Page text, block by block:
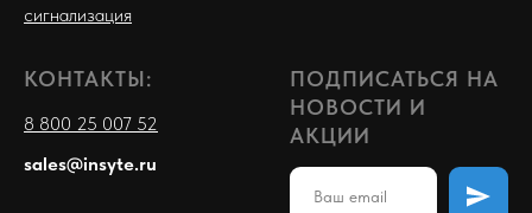
сигнализация
КОНТАКТЫ:
8 800 25 007 52
sales@insyte.ru
ПОДПИСАТЬСЯ НА
НОВОСТИ И
АКЦИИ